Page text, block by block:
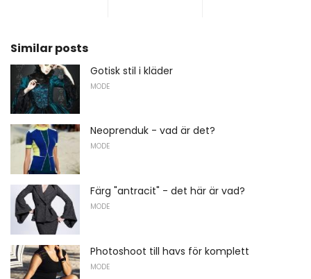
Similar posts
Gotisk stil i kläder
MODE
Neoprenduk - vad är det?
MODE
Färg "antracit" - det här är vad?
MODE
Photoshoot till havs för komplett
MODE